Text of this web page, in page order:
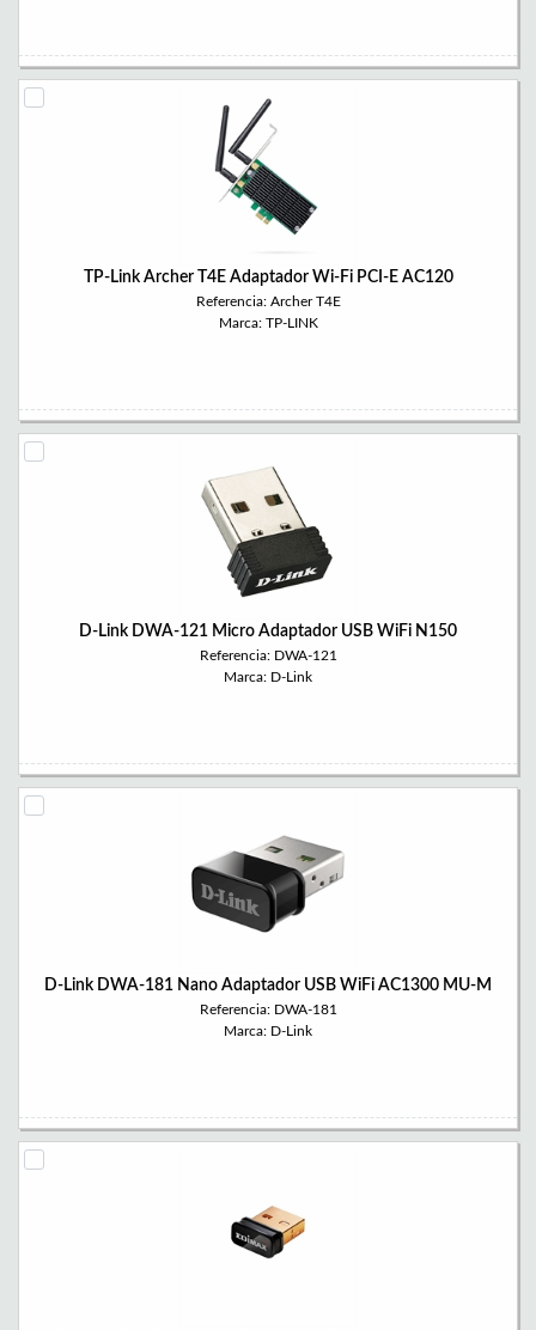
TP-Link Archer T4E Adaptador Wi-Fi PCI-E AC120
Referencia: Archer T4E
Marca: TP-LINK
D-Link DWA-121 Micro Adaptador USB WiFi N150
Referencia: DWA-121
Marca: D-Link
D-Link DWA-181 Nano Adaptador USB WiFi AC1300 MU-M
Referencia: DWA-181
Marca: D-Link